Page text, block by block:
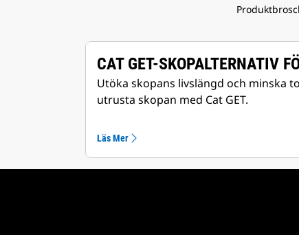
CAT GET-SKOPALTERNATIV
Utöka skopans livslängd och minska
utrusta skopan med Cat GET.
Läs Mer